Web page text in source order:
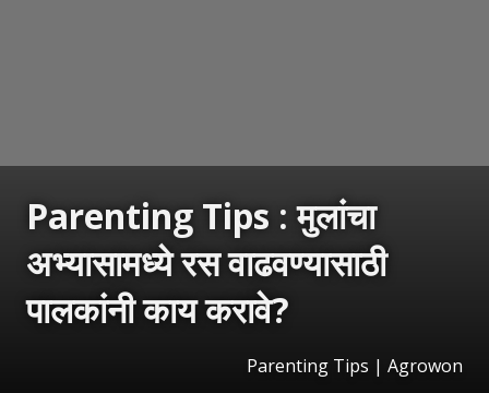
Parenting Tips : मुलांचा
अभ्यासामध्ये रस वाढवण्यासाठी
पालकांनी काय करावे?
Parenting Tips | Agrowon